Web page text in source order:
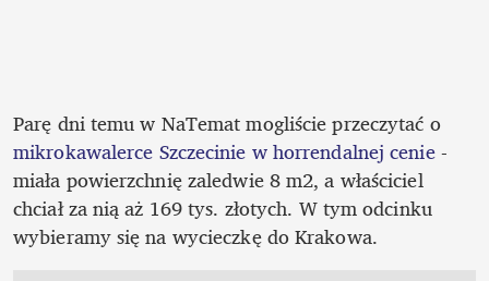
Parę dni temu w NaTemat mogliście przeczytać o
mikrokawalerce Szczecinie w horrendalnej cenie -
miała powierzchnię zaledwie 8 m2, a właściciel
chciał za nią aż 169 tys. złotych. W tym odcinku
wybieramy się na wycieczkę do Krakowa.